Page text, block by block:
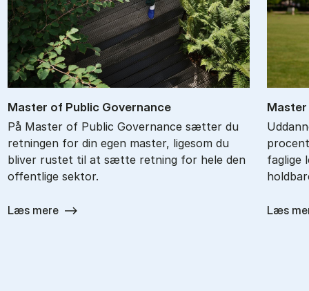
Ma­ster of Pu­blic Gover­nan­ce
På Master of Public Governance sætter du
retningen for din egen master, ligesom du
bliver rustet til at sætte retning for hele den
offentlige sektor.
Læs mere
faglige
Læs